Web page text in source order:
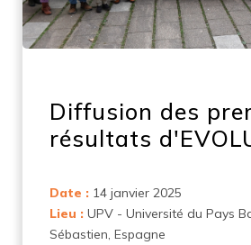
Diffusion des
résultats
Date : 14 janvier 2025
Lieu : UPV - Université du Pays
Sébastien, Espagne